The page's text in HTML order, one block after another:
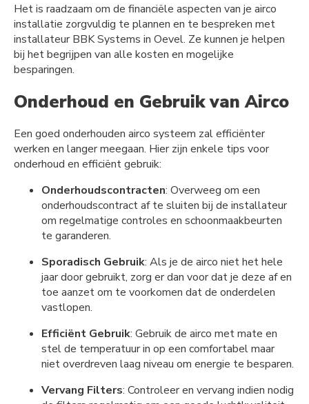
Het is raadzaam om de financiële aspecten van je airco
installatie zorgvuldig te plannen en te bespreken met
installateur BBK Systems in Oevel. Ze kunnen je helpen
bij het begrijpen van alle kosten en mogelijke
besparingen.
Onderhoud en Gebruik van Airco
Een goed onderhouden airco systeem zal efficiënter
werken en langer meegaan. Hier zijn enkele tips voor
onderhoud en efficiënt gebruik:
Onderhoudscontracten: Overweeg om een
onderhoudscontract af te sluiten bij de installateur
om regelmatige controles en schoonmaakbeurten
te garanderen.
Sporadisch Gebruik: Als je de airco niet het hele
jaar door gebruikt, zorg er dan voor dat je deze af en
toe aanzet om te voorkomen dat de onderdelen
vastlopen.
Efficiënt Gebruik: Gebruik de airco met mate en
stel de temperatuur in op een comfortabel maar
niet overdreven laag niveau om energie te besparen.
Vervang Filters: Controleer en vervang indien nodig